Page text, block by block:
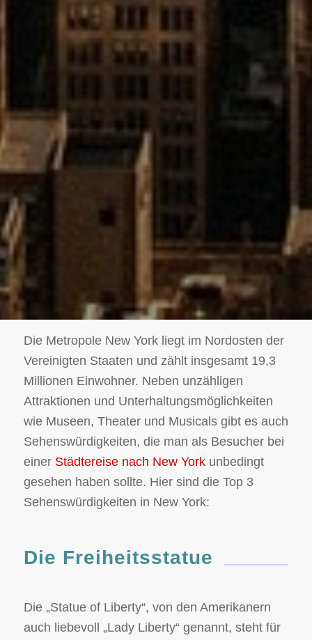
Die Metropole New York liegt im Nordosten der
Vereinigten Staaten und zählt insgesamt 19,3
Millionen Einwohner. Neben unzähligen
Attraktionen und Unterhaltungsmöglichkeiten
wie Museen, Theater und Musicals gibt es auch
Sehenswürdigkeiten, die man als Besucher bei
einerStädtereise nach New Yorkunbedingt
gesehen haben sollte. Hier sind die Top 3
Sehenswürdigkeiten in New York:
Die Freiheitsstatue
Die „Statue of Liberty“, von den Amerikanern
auch liebevoll „Lady Liberty“ genannt, steht für